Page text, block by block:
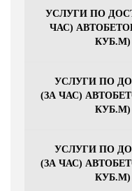
УСЛУГИ ПО
ЧАС)
КУБ.М)
УСЛУГИ ПО
(ЗА ЧАС)
КУБ.М)
УСЛУГИ ПО
(ЗА ЧАС)
КУБ.М)